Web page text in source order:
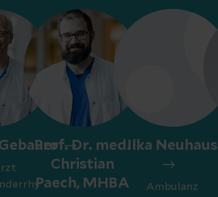
Prof. Dr. med.
Christian
Paech, MHBA
Ilka Neuhaus
Ambulanz